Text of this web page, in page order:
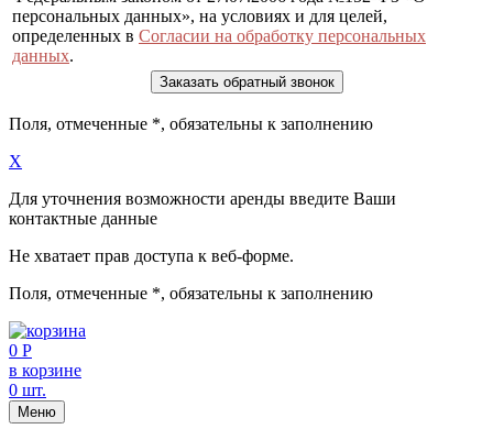
персональных данных», на условиях и для целей,
определенных в Согласии на обработку персональных
данных.
Поля, отмеченные *, обязательны к заполнению
X
Для уточнения возможности аренды введите Ваши
контактные данные
Не хватает прав доступа к веб-форме.
Поля, отмеченные *, обязательны к заполнению
0 Р
в корзине
0 шт.
Меню